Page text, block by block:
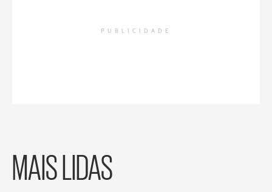
PUBLICIDADE
MAIS LIDAS